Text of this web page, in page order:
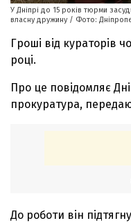
У Дніпрі до 15 років тюрми
власну дружину / Фото:
Гроші від кураторів
році.
Про це повідомляє
прокуратура,
До роботи він